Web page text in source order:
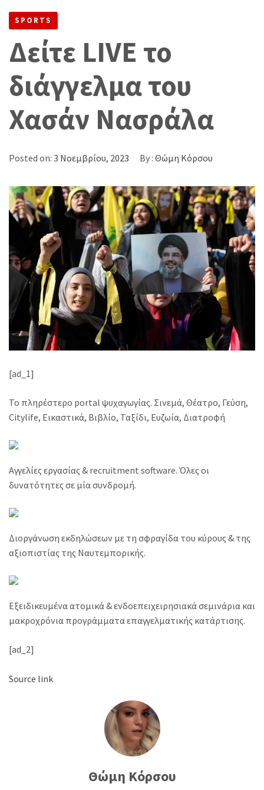
SPORTS
Δείτε LIVE το
διάγγελμα του
Χασάν Νασράλα
Posted on: 3 Νοεμβρίου, 2023 By : Θώμη Κόρσου
[ad_1]
Το πληρέστερο portal ψυχαγωγίας. Σινεμά, Θέατρο, Γεύση,
Citylife, Εικαστικά, Βιβλίο, Ταξίδι, Ευζωία, Διατροφή
Αγγελίες εργασίας & recruitment software. Όλες οι
δυνατότητες σε μία συνδρομή.
Διοργάνωση εκδηλώσεων με τη σφραγίδα του κύρους & της
αξιοπιστίας της Ναυτεμπορικής.
Εξειδικευμένα ατομικά & ενδοεπειχειρησιακά σεμινάρια και
μακροχρόνια προγράμματα επαγγελματικής κατάρτισης.
[ad_2]
Source link
Θώμη Κόρσου